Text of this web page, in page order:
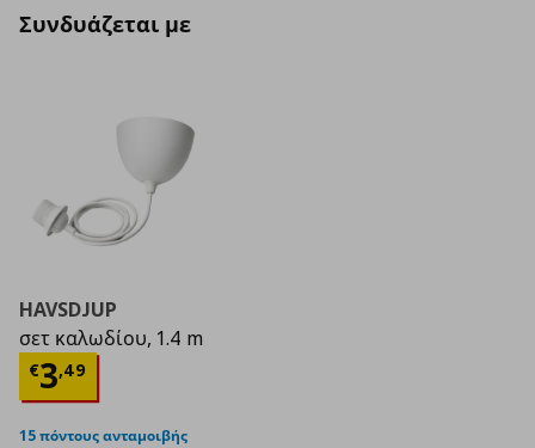
Συνδυάζεται με
HAVSDJUP
σετ καλωδίου, 1.4 m
€3,49
Τρέχουσα τιμή
15 πόντους ανταμοιβής